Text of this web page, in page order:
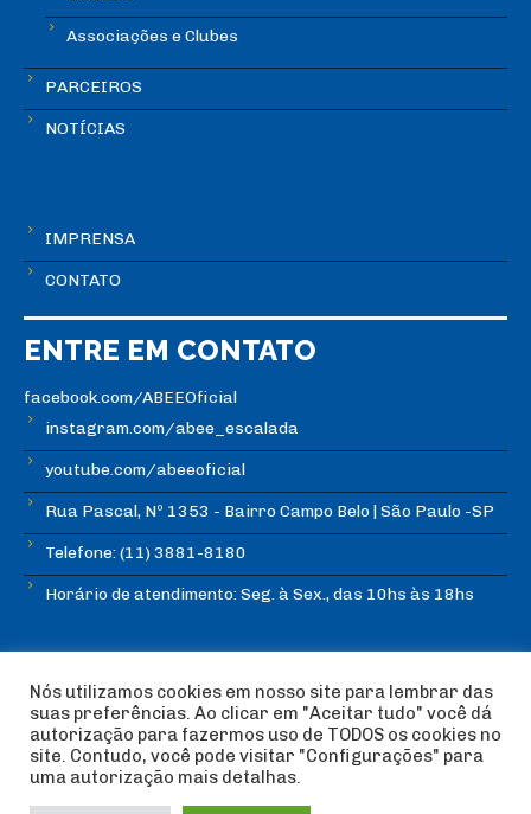
Associações e Clubes
PARCEIROS
NOTÍCIAS
IMPRENSA
CONTATO
ENTRE EM CONTATO
facebook.com/ABEEOficial
instagram.com/abee_escalada
youtube.com/abeeoficial
Rua Pascal, Nº 1353 - Bairro Campo Belo | São Paulo -SP
Telefone: (11) 3881-8180
Horário de atendimento: Seg. à Sex., das 10hs às 18hs
© Copyright ABEE | Associação Brasileira de Escalada
Esportiva 2018 | Design:
Imagética Design
Nós utilizamos cookies em nosso site para lembrar das
suas preferências. Ao clicar em "Aceitar tudo" você dá
autorização para fazermos uso de TODOS os cookies no
site. Contudo, você pode visitar "Configurações" para
uma autorização mais detalhas.